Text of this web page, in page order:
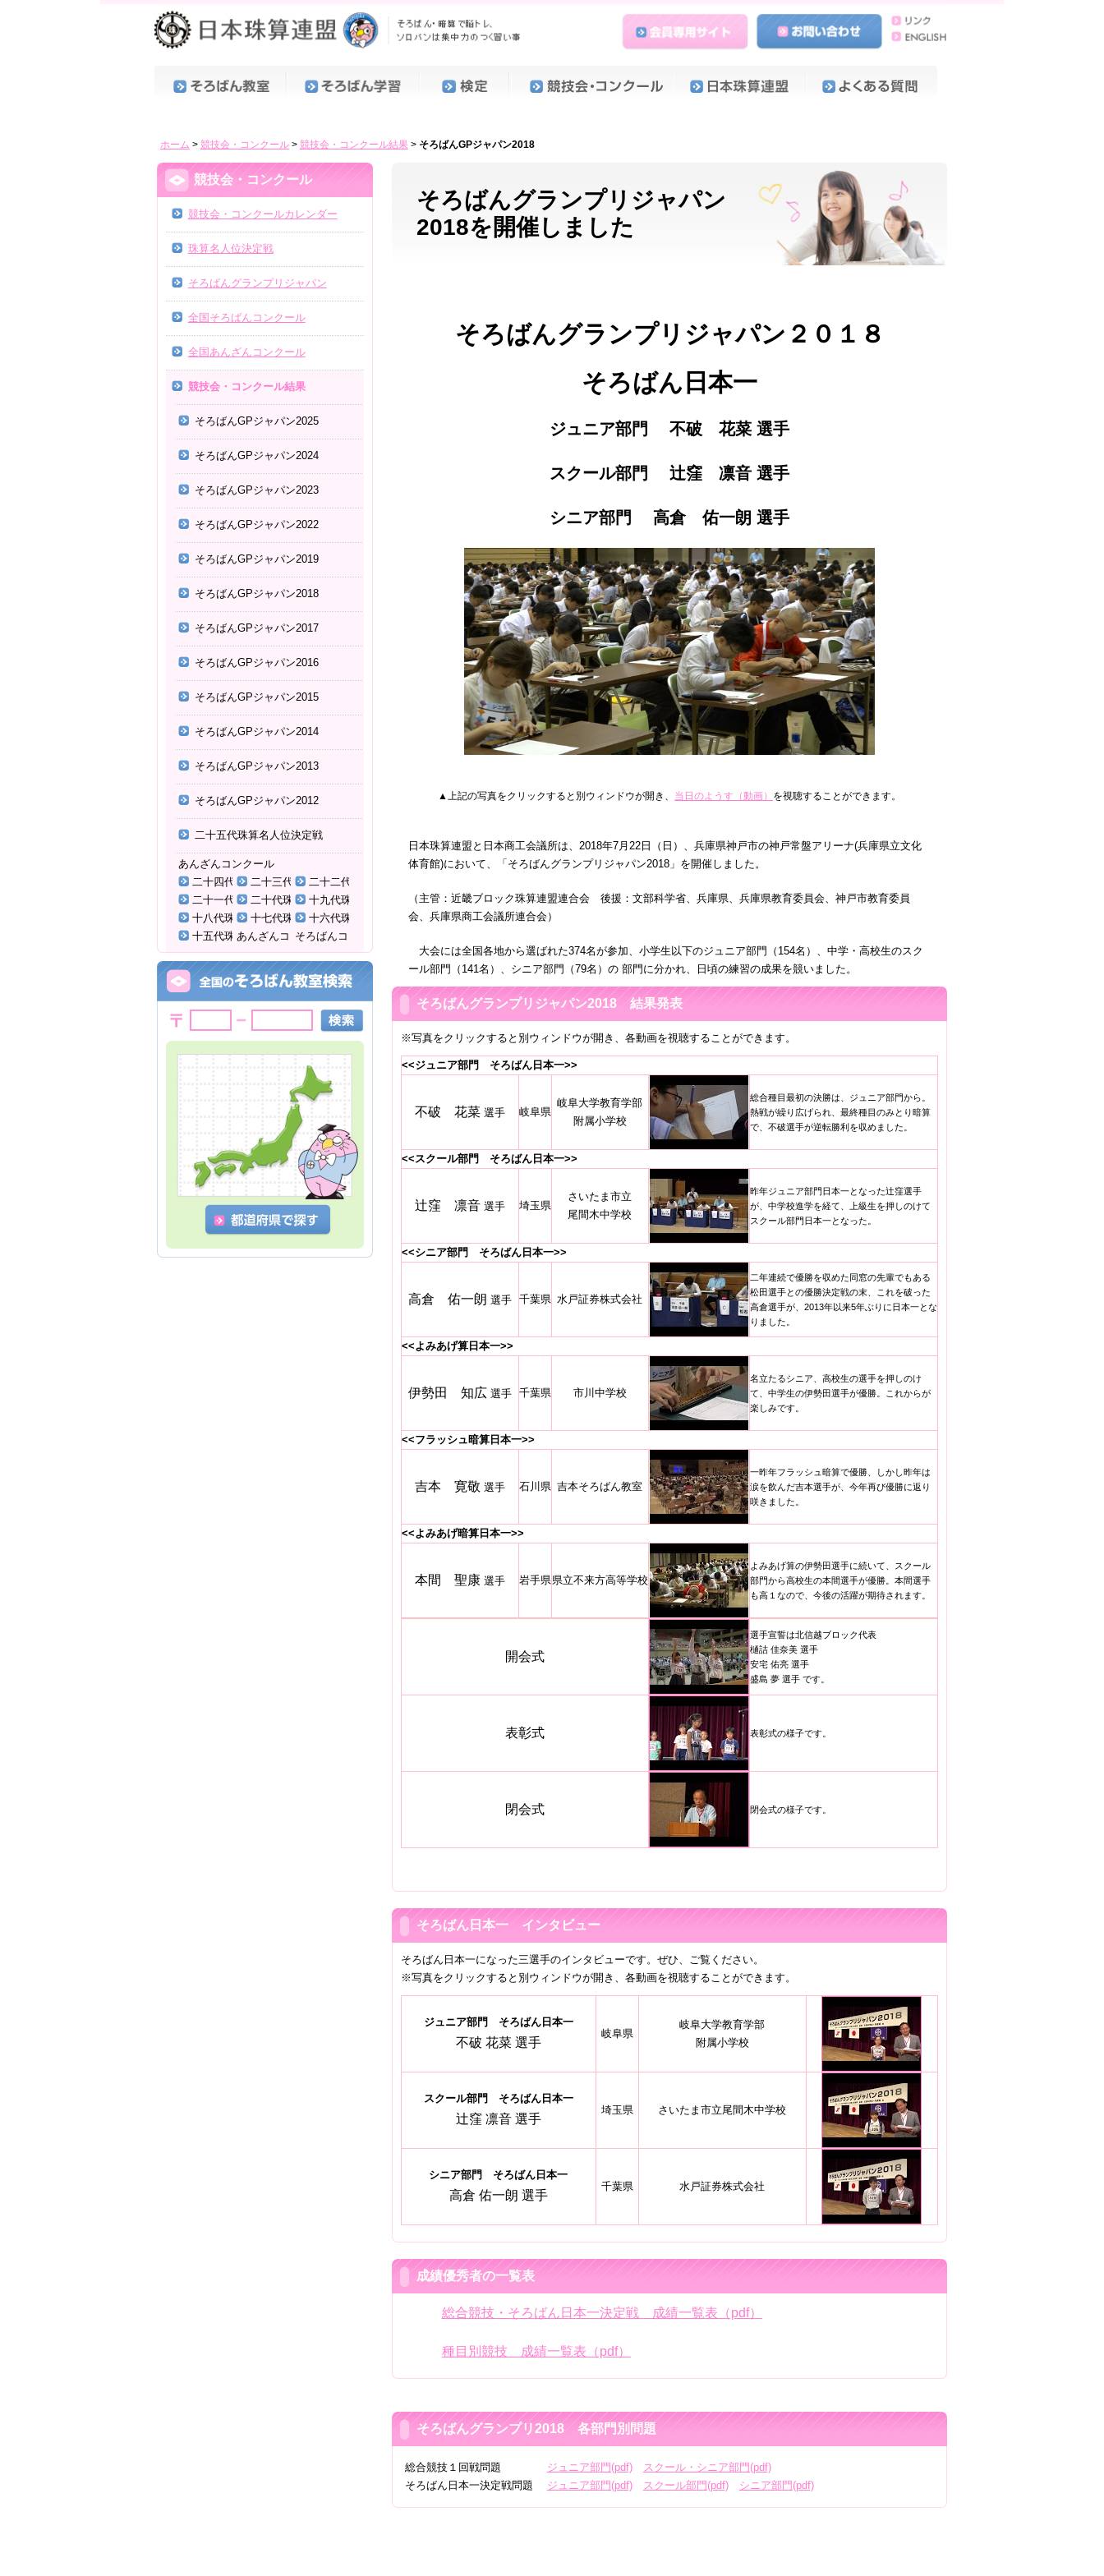
ホーム > 競技会・コンクール> 競技会・コンクール結果> そろばんGPジャパン2018
そろばんグランプリジャパン
2018を開催しました
そろばんグランプリジャパン２０１８
そろばん日本一
ジュニア部門 不破 花菜 選手
スクール部門 辻窪 凛音 選手
シニア部門 高倉 佑一朗 選手
▲上記の写真をクリックすると別ウィンドウが開き、 当日のようす（動画） を視聴することができます。
日本珠算連盟と日本商工会議所は、2018年7月22日（日）、兵庫県神戸市の神戸常盤アリーナ(兵庫県立文化
体育館)において、「そろばんグランプリジャパン2018」を開催しました。
（主管：近畿ブロック珠算連盟連合会 後援：文部科学省、兵庫県、兵庫県教育委員会、神戸市教育委員
会、兵庫県商工会議所連合会）
大会には全国各地から選ばれた374名が参加、小学生以下のジュニア部門（154名）、中学・高校生のスク
ール部門（141名）、シニア部門（79名）の 部門に分かれ、日頃の練習の成果を競いました。
そろばんグランプリジャパン2018 結果発表
※写真をクリックすると別ウィンドウが開き、各動画を視聴することができます。
<<ジュニア部門 そろばん日本一>>
不破 花菜選手 岐阜県
岐阜大学教育学部
附属小学校
総合種目最初の決勝は、ジュニア部門から。
熱戦が繰り広げられ、最終種目のみとり暗算
で、不破選手が逆転勝利を収めました。
<<スクール部門 そろばん日本一>>
辻窪 凛音選手 埼玉県
さいたま市立
尾間木中学校
昨年ジュニア部門日本一となった辻窪選手
が、中学校進学を経て、上級生を押しのけて
スクール部門日本一となった。
<<シニア部門 そろばん日本一>>
高倉 佑一朗 選手 千葉県 水戸証券株式会社
二年連続で優勝を収めた同窓の先輩でもある
松田選手との優勝決定戦の末、これを破った
高倉選手が、2013年以来5年ぶりに日本一とな
りました。
<<よみあげ算日本一>>
伊勢田 知広 選手 千葉県 市川中学校
名立たるシニア、高校生の選手を押しのけ
て、中学生の伊勢田選手が優勝。これからが
楽しみです。
<<フラッシュ暗算日本一>>
吉本 寛敬 選手 石川県 吉本そろばん教室
一昨年フラッシュ暗算で優勝、しかし昨年は
涙を飲んだ吉本選手が、今年再び優勝に返り
咲きました。
<<よみあげ暗算日本一>>
本間 聖康選手 岩手県県立不来方高等学校
よみあげ算の伊勢田選手に続いて、スクール
部門から高校生の本間選手が優勝。本間選手
も高１なので、今後の活躍が期待されます。
開会式
選手宣誓は北信越ブロック代表
樋詰 佳奈美 選手
安宅 佑亮 選手
盛島 夢 選手 です。
表彰式 表彰式の様子です。
閉会式 閉会式の様子です。
そろばん日本一 インタビュー
そろばん日本一になった三選手のインタビューです。ぜひ、ご覧ください。
※写真をクリックすると別ウィンドウが開き、各動画を視聴することができます。
ジュニア部門 そろばん日本一
不破 花菜 選手
岐阜県
岐阜大学教育学部
附属小学校
スクール部門 そろばん日本一
辻窪 凛音 選手
埼玉県 さいたま市立尾間木中学校
シニア部門 そろばん日本一
高倉 佑一朗 選手
千葉県 水戸証券株式会社
成績優秀者の一覧表
総合競技・そろばん日本一決定戦 成績一覧表（pdf）
種目別競技 成績一覧表（pdf）
そろばんグランプリ2018 各部門別問題
総合競技１回戦問題 ジュニア部門(pdf)
スクール・シニア部門(pdf)
そろばん日本一決定戦問題 ジュニア部門(pdf) スクール部門(pdf) シニア部門(pdf)
競技会・コンクール
競技会・コンクールカレンダー
珠算名人位決定戦
そろばんグランプリジャパン
全国そろばんコンクール
全国あんざんコンクール
競技会・コンクール結果
そろばんGPジャパン2025
そろばんGPジャパン2024
そろばんGPジャパン2023
そろばんGPジャパン2022
そろばんGPジャパン2019
そろばんGPジャパン2018
そろばんGPジャパン2017
そろばんGPジャパン2016
そろばんGPジャパン2015
そろばんGPジャパン2014
そろばんGPジャパン2013
そろばんGPジャパン2012
二十五代珠算名人位決定戦
あんざんコンクール
二十四代珠算名人位決定戦
二十三代珠算名人位決定戦
二十二代珠算名人位決定戦
二十一代珠算名人位決定戦
二十代珠算名人位決定戦十九代珠算名人位決定戦
十八代珠算名人位決定戦
十七代珠算名人位決定戦十六代珠算名人位決定戦
十五代珠算名人位決定戦
あんざんコ
ンクール
2025年
2024年
2023年
2022年
2021年
2019年
2018年
2017年
2015年
2014年
2012年
2011年
そろばんコ
ンクール
2024年
2023年
2022年
2021年
2020年
2019年
2017年
2016年
2013年
2011年
2010年